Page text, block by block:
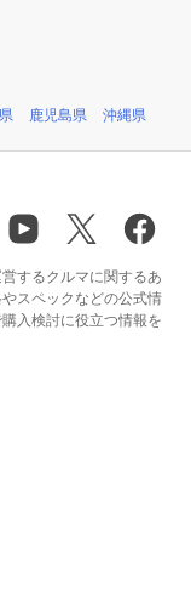
鹿児島県 沖縄県
するクルマに関するあ
スペックなどの公式情
入検討に役立つ情報を